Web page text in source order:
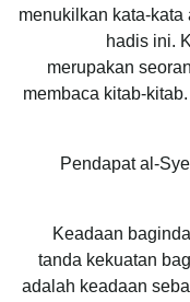
menukilkan kata-
hadis ini.
merupakan
membaca kitab-
Keadaan
tanda kekuatan
adalah keadaan